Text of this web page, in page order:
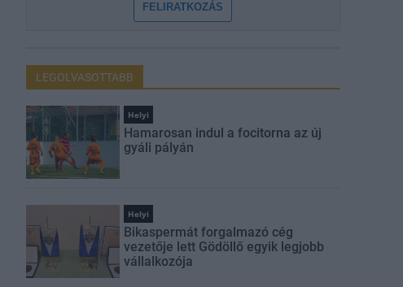
FELIRATKOZÁS
LEGOLVASOTTABB
Helyi
Hamarosan indul a focitorna az új
gyáli pályán
Helyi
Bikaspermát forgalmazó cég
vezetője lett Gödöllő egyik legjobb
vállalkozója